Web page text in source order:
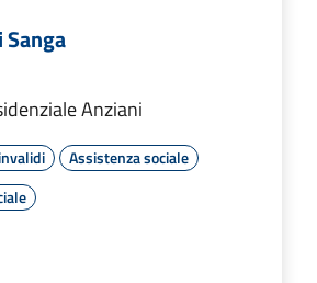
Sanga
Anziani
Assistenza sociale